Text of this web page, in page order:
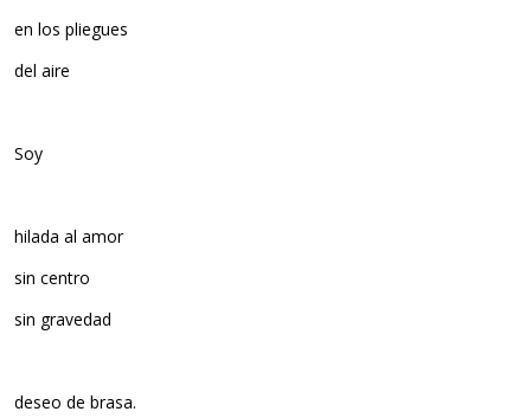
en los pliegues
del aire
Soy
hilada al amor
sin centro
sin gravedad
deseo de brasa.